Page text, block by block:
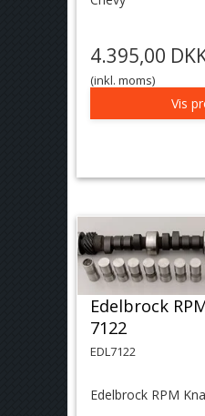
4.395,00
(inkl. moms)
Vis
Edelbrock
7122
EDL7122
Edelbrock RPM